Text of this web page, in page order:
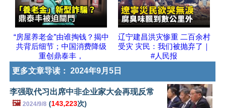
“房屋养老金”由谁掏钱？揭中
共背后细节；中国消费降级
重创鼎泰丰，
辽宁建昌洪灾惨重 二百余村
受灾 灾民：我们被抛弃了｜
#人民报
更多文章导读： 2024年9月5日
李强取代习出席中非企业家大会再现反常
🖼️ 2024/9/8 (143,223次)